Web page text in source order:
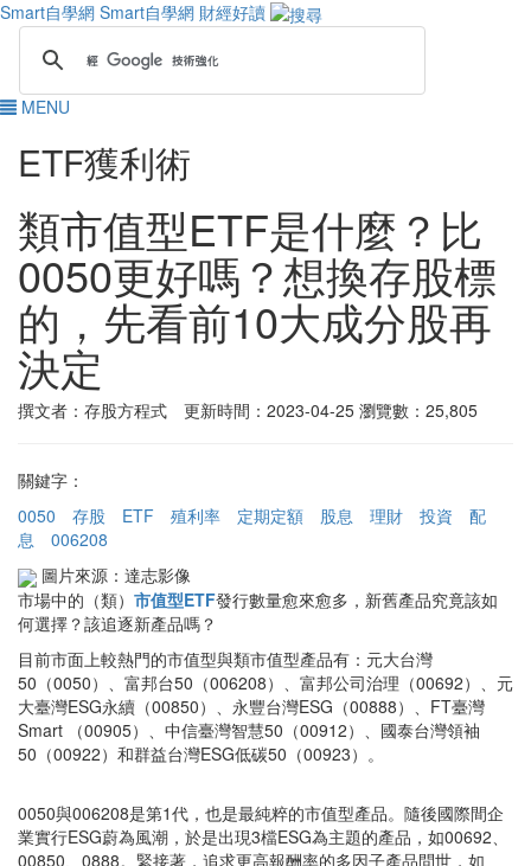
Smart自學網 Smart自學網 財經好讀
MENU
ETF獲利術
類市值型ETF是什麼？比
0050更好嗎？想換存股標
的，先看前10大成分股再
決定
撰文者：存股方程式 更新時間：2023-04-25 瀏覽數：25,805
關鍵字：
0050
存股 ETF 殖利率 定期定額 股息 理財 投資
配
息
006208
圖片來源：達志影像
市場中的（類） 市值型ETF發行數量愈來愈多，新舊產品究竟該如
何選擇？該追逐新產品嗎？
目前市面上較熱門的市值型與類市值型產品有：元大台灣
50（0050）、富邦台50（006208）、富邦公司治理（00692）、元
大臺灣ESG永續（00850）、永豐台灣ESG（00888）、FT臺灣
Smart （00905）、中信臺灣智慧50（00912）、國泰台灣領袖
50（00922）和群益台灣ESG低碳50（00923）。
0050與006208是第1代，也是最純粹的市值型產品。隨後國際間企
業實行ESG蔚為風潮，於是出現3檔ESG為主題的產品，如00692、
00850、0888。緊接著，追求更高報酬率的多因子產品問世，如